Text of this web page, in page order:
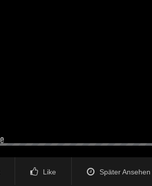
Like Später Ansehen